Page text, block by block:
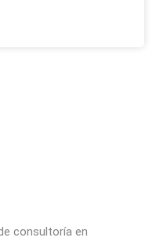
consultoría en